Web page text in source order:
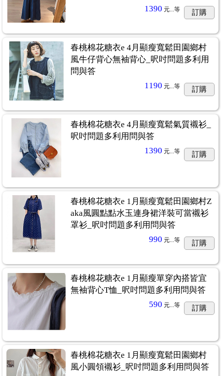
1390 元...等 訂購
春桃棉花糖衣e 4月顯瘦寬鬆田園鄉村
風牛仔背心無袖背心_呎吋問題多利用
問與答
1190 元...等 訂購
春桃棉花糖衣e 4月顯瘦寬鬆氣質襯衫_
呎吋問題多利用問與答
1390 元...等 訂購
春桃棉花糖衣e 1月顯瘦寬鬆田園鄉村Z
aka風圓點點水玉連身裙洋裝可當襯衫
罩衫_呎吋問題多利用問與答
990 元...等 訂購
春桃棉花糖衣e 1月顯瘦單穿內搭皆宜
無袖背心T恤_呎吋問題多利用問與答
590 元...等 訂購
春桃棉花糖衣e 1月顯瘦寬鬆田園鄉村
風小圓領襯衫_呎吋問題多利用問與答